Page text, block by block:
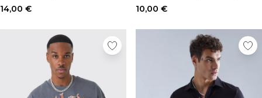
14,00 € 10,00 €